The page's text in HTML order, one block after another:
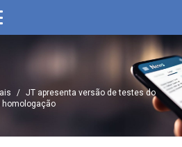
/ JT apresenta versão de testes do
homologação